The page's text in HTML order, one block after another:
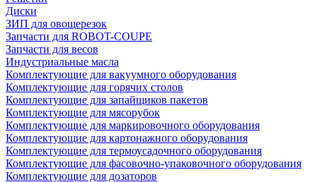
Диски
ЗИП для овощерезок
Запчасти для ROBOT-COUPE
Запчасти для весов
Индустриальные масла
Комплектующие для вакуумного оборудования
Комплектующие для горячих столов
Комплектующие для запайщиков пакетов
Комплектующие для мясорубок
Комплектующие для маркировочного оборудования
Комплектующие для картонажного оборудования
Комплектующие для термоусадочного оборудования
Комплектующие для фасовочно-упаковочного оборудования
Комплектующие для дозаторов